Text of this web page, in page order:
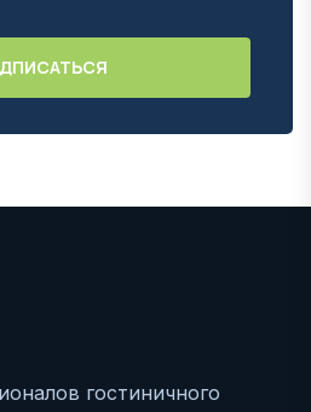
гостиничного